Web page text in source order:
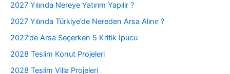
2027 Yılında Nereye Yatırım Yapılır ?
2027 Yılında Türkiye’de Nereden Arsa Alınır ?
2027’de Arsa Seçerken 5 Kritik İpucu
2028 Teslim Konut Projeleri
2028 Teslim Villa Projeleri